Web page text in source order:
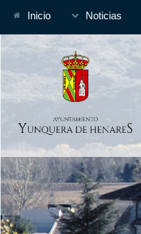
Inicio Noticias